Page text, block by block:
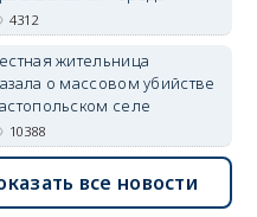
4312
жительница
о массовом убийстве
селе
10388
все новости